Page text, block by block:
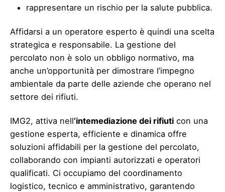
rappresentare un rischio per la salute pubblica.
Affidarsi a un operatore esperto è quindi una scelta
strategica e responsabile. La gestione del
percolato non è solo un obbligo normativo, ma
anche un’opportunità per dimostrare l’impegno
ambientale da parte delle aziende che operano nel
settore dei rifiuti.
IMG2, attiva nell’intemediazione dei rifiuti con una
gestione esperta, efficiente e dinamica offre
soluzioni affidabili per la gestione del percolato,
collaborando con impianti autorizzati e operatori
qualificati. Ci occupiamo del coordinamento
logistico, tecnico e amministrativo, garantendo